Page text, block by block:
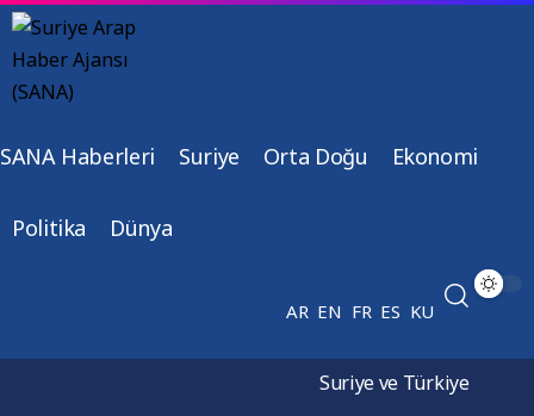
SANA Haberleri Suriye Orta Doğu Ekonomi
Politika Dünya
AR EN FR ES KU
Suriye ve Türkiye